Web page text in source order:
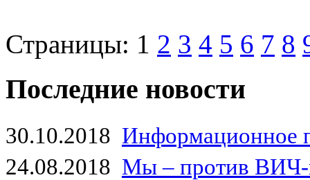
Страницы: 1 2 3 4 5 6 7 8
Последние новости
30.10.2018 Информационное
24.08.2018 Мы – против